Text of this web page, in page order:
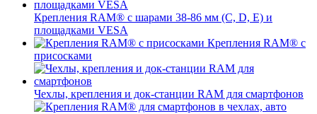
Крепления RAM® с шарами 38-86 мм (C, D, E) и
площадками VESA
Крепления RAM® с
присосками
Чехлы, крепления и док-станции RAM для смартфонов